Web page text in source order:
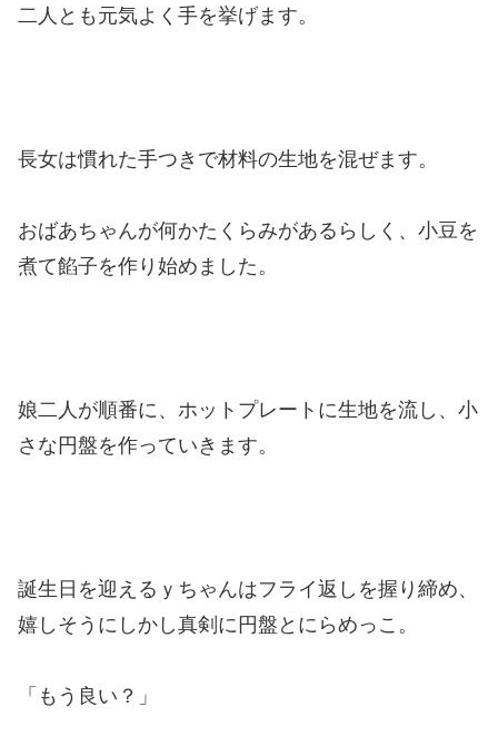
二人とも元気よく手を挙げます。
長女は慣れた手つきで材料の生地を混ぜます。
おばあちゃんが何かたくらみがあるらしく、小豆を
煮て餡子を作り始めました。
娘二人が順番に、ホットプレートに生地を流し、小
さな円盤を作っていきます。
誕生日を迎えるｙちゃんはフライ返しを握り締め、
嬉しそうにしかし真剣に円盤とにらめっこ。
「もう良い？」